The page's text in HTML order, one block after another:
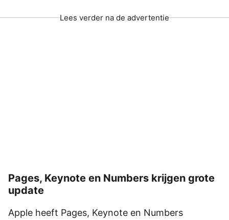
Lees verder na de advertentie
Pages, Keynote en Numbers krijgen grote
update
Apple heeft Pages, Keynote en Numbers